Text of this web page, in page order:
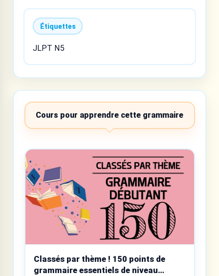
Étiquettes
JLPT N5
Cours pour apprendre cette grammaire
Classés par thème ! 150 points de
grammaire essentiels de niveau